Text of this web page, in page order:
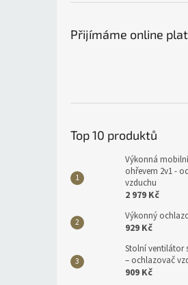
Přijímáme online
Top 10 produktů
Výkonná
ohřevem 2v1 -
vzduchu
2 979 Kč
Výkonný
929 Kč
Stolní ventilátor
– ochlazovač
909 Kč